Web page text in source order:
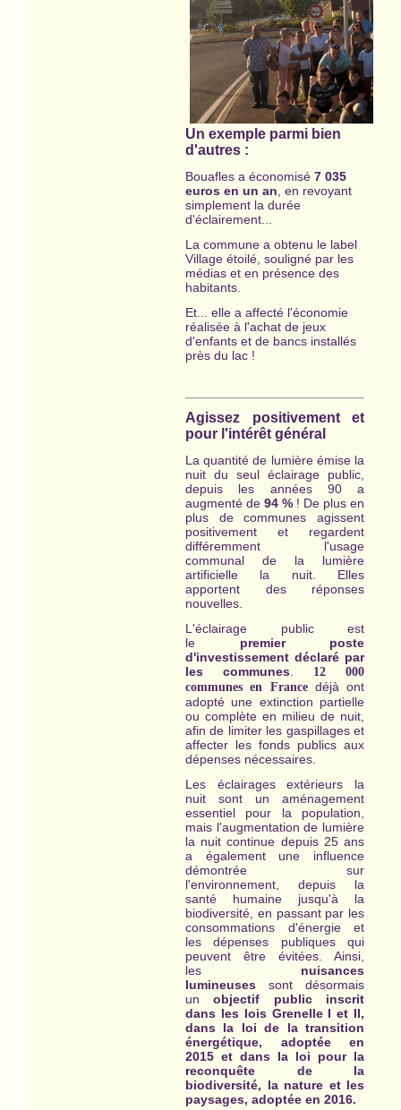
Un exemple parmi bien
d'autres :
Bouafles a économisé 7 035
euros en un an, en revoyant
simplement la durée
d'éclairement...
La commune a obtenu le label
Village étoilé, souligné par les
médias et en présence des
habitants.
Et... elle a affecté l'économie
réalisée à l'achat de jeux
d'enfants et de bancs installés
près du lac !
Agissez positivement et
pour l'intérêt général
La quantité de lumière émise la
nuit du seul éclairage public,
depuis les années 90 a
augmenté de 94 % ! De plus en
plus de communes agissent
positivement et regardent
différemment l'usage
communal de la lumière
artificielle la nuit. Elles
apportent des réponses
nouvelles.
L'éclairage public est
le premier
poste
d'investissement déclaré par
les communes. 12 000
communes en France déjà ont
adopté une extinction partielle
ou complète en milieu de nuit,
afin de limiter les gaspillages et
affecter les fonds publics aux
dépenses nécessaires.
Les éclairages extérieurs la
nuit sont un aménagement
essentiel pour la population,
mais l'augmentation de lumière
la nuit continue depuis 25 ans
a également une influence
démontrée sur
l'environnement, depuis la
santé humaine jusqu'à la
biodiversité, en passant par les
consommations d'énergie et
les dépenses publiques qui
peuvent être évitées. Ainsi,
les nuisances
lumineuses sont désormais
unobjectif public inscrit
dans les lois Grenelle I et II,
dans la loi de la transition
énergétique, adoptée en
2015 et dans la loi pour la
reconquête de la
biodiversité, la nature et les
paysages, adoptée en 2016.